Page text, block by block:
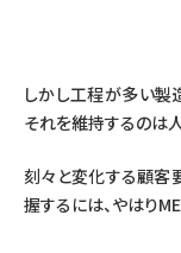
しかし工程が多い製
それを維持するのは
刻々と変化する顧客
握するには、やはり